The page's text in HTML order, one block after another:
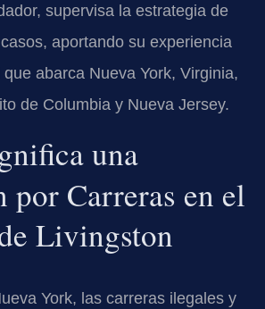
supervisa la estrategia de
aportando su experiencia
abarca Nueva York, Virginia,
de Columbia y Nueva Jersey.
una
por Carreras en el
Livingston
York, las carreras ilegales y